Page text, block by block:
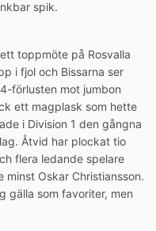
spik.
toppmöte på Rosvalla
i fjol och Bissarna ser
förlusten mot jumbon
ett magplask som hette
i Division 1 den gångna
Åtvid har plockat tio
flera ledande spelare
Oskar Christiansson.
gälla som favoriter, men